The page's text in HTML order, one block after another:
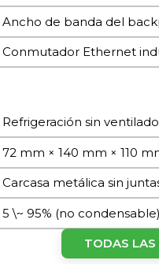
Ancho de banda del
Conmutador Ethernet
Refrigeración sin
72 mm × 140 mm × 110
Carcasa metálica sin
5 \~ 95% (no condensable)
Montaje en carril DIN
TODAS LAS